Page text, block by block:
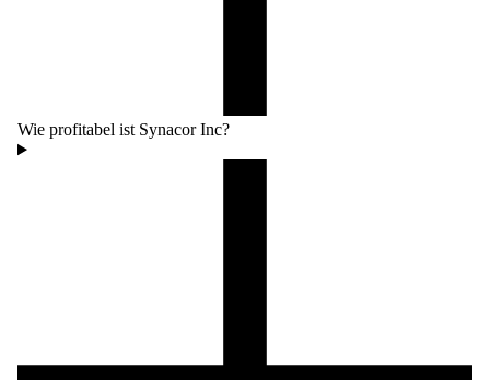
Wie profitabel ist Synacor Inc?